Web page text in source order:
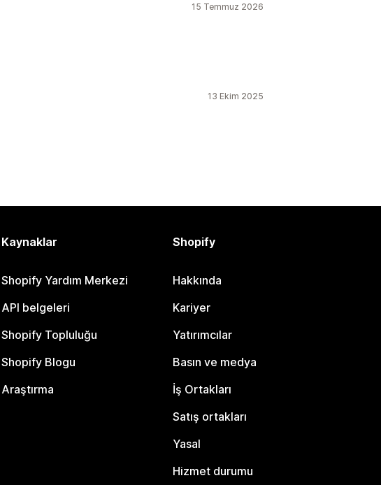
15 Temmuz 2026
13 Ekim 2025
Kaynaklar
Shopify Yardım Merkezi
API belgeleri
Shopify Topluluğu
Shopify Blogu
Araştırma
Shopify
Hakkında
Kariyer
Yatırımcılar
Basın ve medya
İş Ortakları
Satış ortakları
Yasal
Hizmet durumu